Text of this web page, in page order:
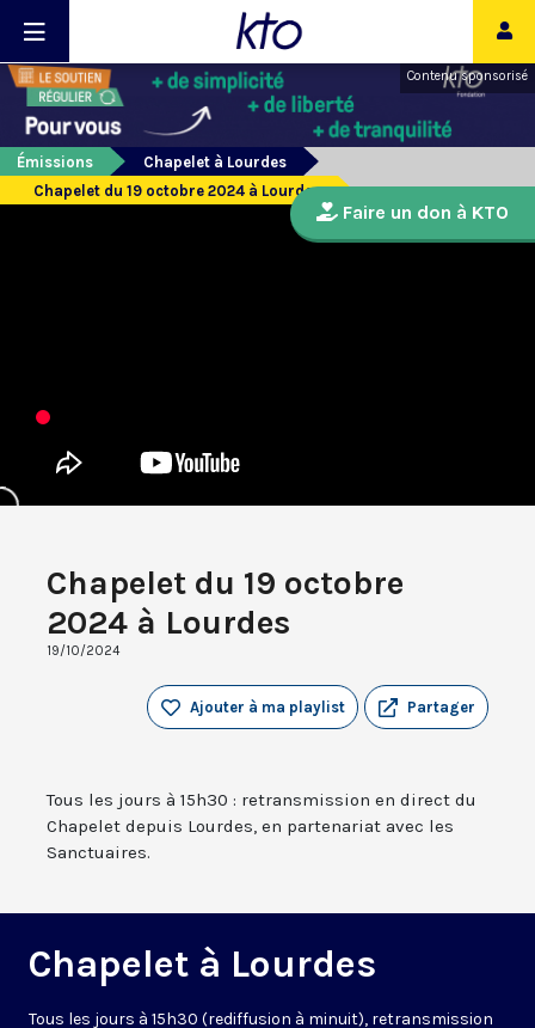
Contenu sponsorisé
Émissions
Chapelet à Lourdes
Chapelet du 19 octobre 2024 à Lourdes
Chapelet du 19 octobre
2024 à Lourdes
19/10/2024
Partager
Ajouter à ma playlist
Tous les jours à 15h30 : retransmission en direct du
Chapelet depuis Lourdes, en partenariat avec les
Sanctuaires.
Chapelet à Lourdes
Tous les jours à 15h30 (rediffusion à minuit), retransmission
Faire un don à KTO